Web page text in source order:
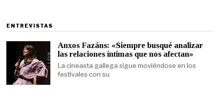
ENTREVISTAS
Anxos Fazáns: «Siempre busqué analizar
las relaciones íntimas que nos afectan»
La cineasta gallega sigue moviéndose en los
festivales con su